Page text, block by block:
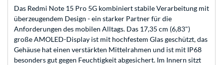
Das Redmi Note 15 Pro 5G kombiniert stabile Verarbeitung mit
überzeugendem Design - ein starker Partner für die
Anforderungen des mobilen Alltags. Das 17,35 cm (6,83")
große AMOLED-Display ist mit hochfestem Glas geschützt, das
Gehäuse hat einen verstärkten Mittelrahmen und ist mit IP68
besonders gut gegen Feuchtigkeit abgesichert. Im Innern sitzt